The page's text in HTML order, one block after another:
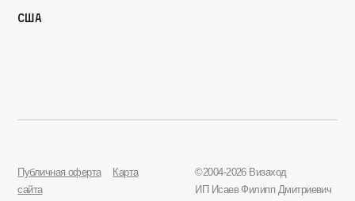
США
Публичная оферта
Карта
сайта
©2004-2026 Визаход
ИП Исаев Филипп Дмитриевич